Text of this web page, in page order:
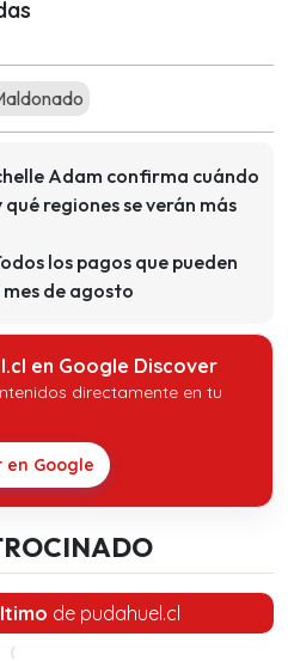
Adam confirma cuándo
regiones se verán más
los pagos que pueden
de agosto
en Google Discover
directamente en tu
en Google
de pudahuel.cl